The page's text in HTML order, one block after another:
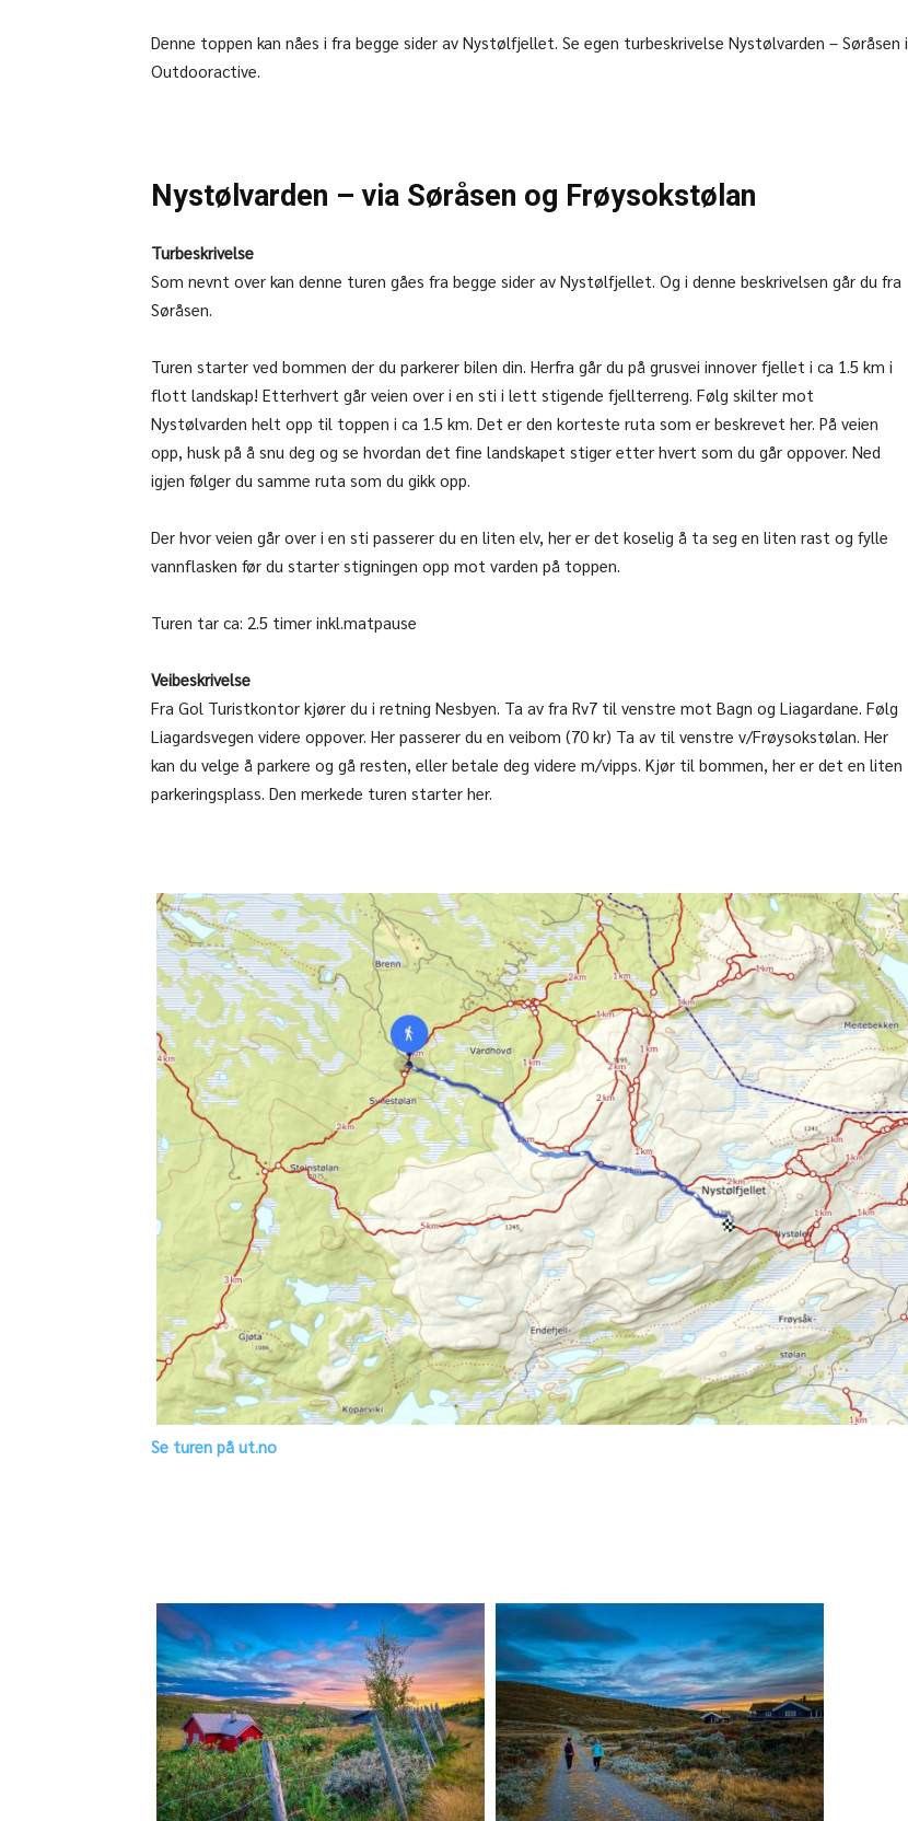
Denne toppen kan nåes i fra begge sider av Nystølfjellet. Se egen turbeskrivelse Nystølvarden – Søråsen i
Outdooractive.
Nystølvarden – via Søråsen og Frøysokstølan
Turbeskrivelse
Som nevnt over kan denne turen gåes fra begge sider av Nystølfjellet. Og i denne beskrivelsen går du fra
Søråsen.
Turen starter ved bommen der du parkerer bilen din. Herfra går du på grusvei innover fjellet i ca 1.5 km i
flott landskap! Etterhvert går veien over i en sti i lett stigende fjellterreng. Følg skilter mot
Nystølvarden helt opp til toppen i ca 1.5 km. Det er den korteste ruta som er beskrevet her. På veien
opp, husk på å snu deg og se hvordan det fine landskapet stiger etter hvert som du går oppover. Ned
igjen følger du samme ruta som du gikk opp.
Der hvor veien går over i en sti passerer du en liten elv, her er det koselig å ta seg en liten rast og fylle
vannflasken før du starter stigningen opp mot varden på toppen.
Turen tar ca: 2.5 timer inkl.matpause
Veibeskrivelse
Fra Gol Turistkontor kjører du i retning Nesbyen. Ta av fra Rv7 til venstre mot Bagn og Liagardane. Følg
Liagardsvegen videre oppover. Her passerer du en veibom (70 kr) Ta av til venstre v/Frøysokstølan. Her
kan du velge å parkere og gå resten, eller betale deg videre m/vipps. Kjør til bommen, her er det en liten
parkeringsplass. Den merkede turen starter her.
Se turen på ut.no